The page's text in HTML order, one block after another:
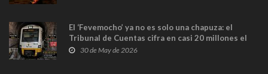
El ‘Fevemocho’ ya no es solo una chapuza: el
Tribunal de Cuentas cifra en casi 20 millones el
sobrecoste de los trenes que no cabían por los
30 de May de 2026